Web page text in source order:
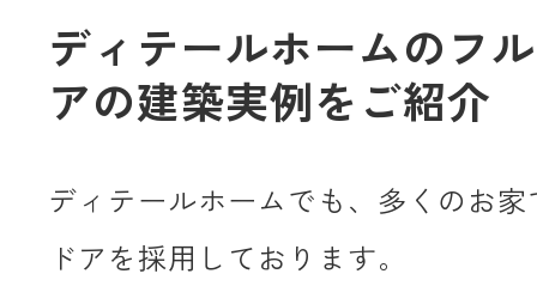
ディテールホームのフ
アの建築実例をご紹介
ディテールホームでも、多くのお
ドアを採用しております。